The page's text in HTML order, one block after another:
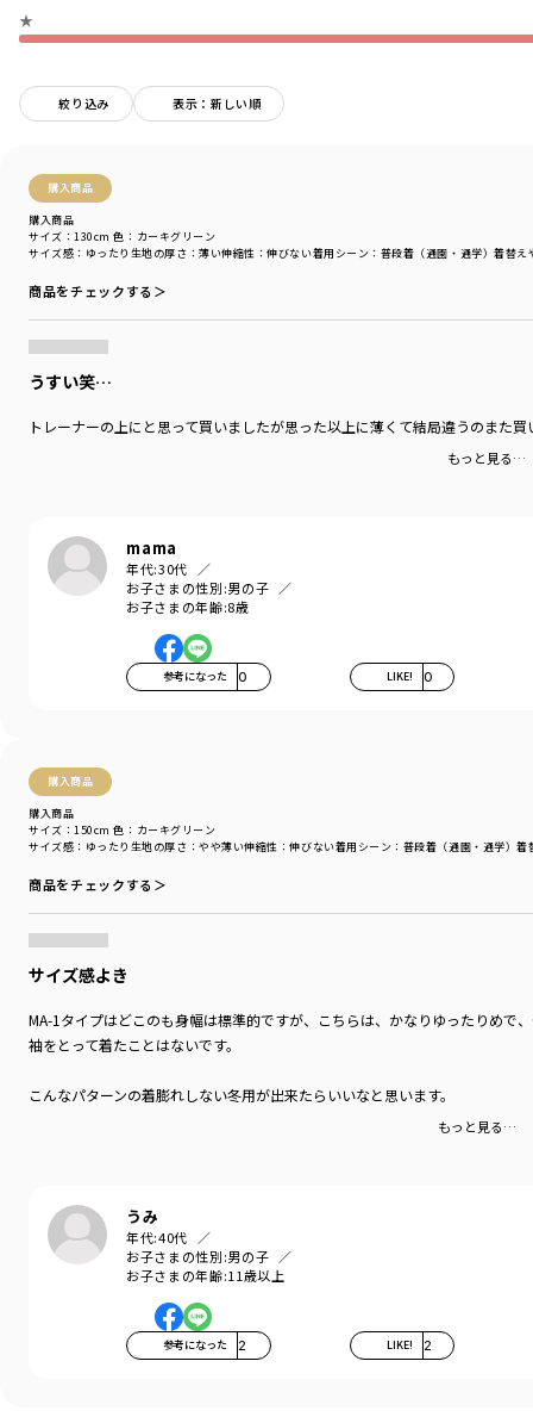
★
絞り込み 表示：新しい順
購入商品
購入商品
サイズ感 ：ゆったり 生地の厚さ ：薄い伸縮性 ：伸びない着用シーン ：普段着（通園・通学）着替え
サイズ：130cm 色：カーキグリーン
商品をチェックする＞
うすい笑…
トレーナーの上にと思って買いましたが思った以上に薄くて結局違うのまた
もっと見る…
mama
年代:30代
お子さまの性別:男の子
お子さまの年齢:8歳
参考になった 0 LIKE! 0
購入商品
購入商品
サイズ感 ：ゆったり 生地の厚さ ：やや薄い伸縮性 ：伸びない着用シーン ：普段着（通園・通学）着
サイズ：150cm 色：カーキグリーン
商品をチェックする＞
サイズ感よき
MA-1タイプはどこのも身幅は標準的ですが、こちらは、かなりゆったりめで
袖をとって着たことはないです。
こんなパターンの着膨れしない冬用が出来たらいいなと思います。
もっと見る…
うみ
年代:40代
お子さまの性別:男の子
お子さまの年齢:11歳以上
参考になった 2 LIKE! 2
気分や気温によって様々なスタイリングが楽しめます。
アクティブに行動する日はベストでトレンドスタイルを
楽しんだり、いろんなスタイリングの表情を楽しめます。
程よい丈感のシルエットだから
男の子も女の子もスタイリングを
楽しんでいただけます。
左袖にペンシルポケットが付いているので
取り付け時の目安に〇
ポケット：あり
裏地：あり
着用イメージ/カラー：カーキグリーン
シーズン
カテゴリ
／アウター
カラー
／ グリーン
性別タイプ
／ BOY